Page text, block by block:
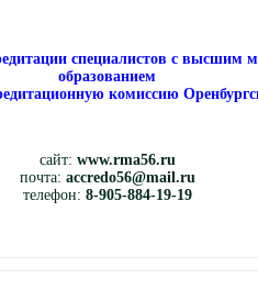
специалистов с высшим
образованием
комиссию
сайт: www.rma56.ru
почта: accredo56@mail.ru
телефон: 8-905-884-19-19